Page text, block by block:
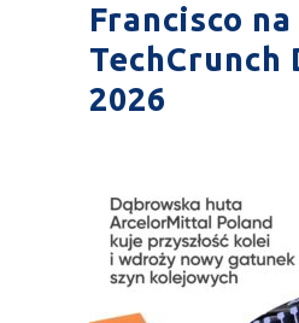
Francisco na
TechCrunch
2026